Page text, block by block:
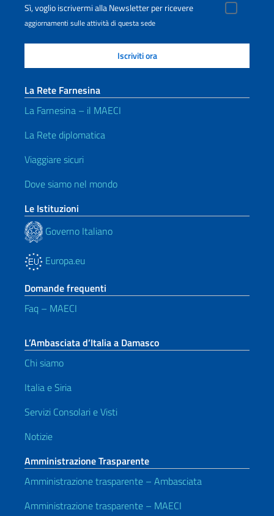
Sì, voglio iscrivermi alla Newsletter per ricevere
aggiornamenti sulle attività di questa sede
La Rete Farnesina
La Farnesina – il MAECI
La Rete diplomatica
Viaggiare sicuri
Dove siamo nel mondo
Le Istituzioni
Governo Italiano
Europa.eu
Domande frequenti
Faq – MAECI
L’Ambasciata d’Italia a Damasco
Chi siamo
Italia e Siria
Servizi Consolari e Visti
Notizie
Amministrazione Trasparente
Amministrazione trasparente – Ambasciata
Amministrazione trasparente – MAECI